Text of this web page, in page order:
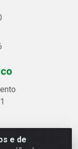
e de
2521 -